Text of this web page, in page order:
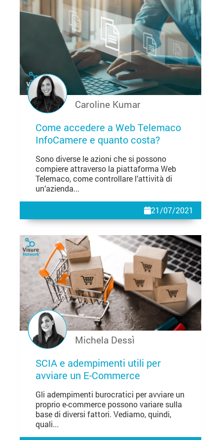
Come accedere a Web Telemaco
InfoCamere e quanto costa?
Sono diverse le azioni che si possono
compiere attraverso la piattaforma Web
Telemaco, come controllare l’attività di
un’azienda...
Caroline Kumar
21/07/2021
SCIA e adempimenti utili per
avviare un E-Commerce
Gli adempimenti burocratici per avviare un
proprio e-commerce possono variare sulla
base di diversi fattori. Vediamo, quindi,
quali...
Michela Dessì